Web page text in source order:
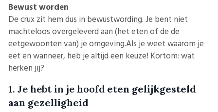
Bewust worden
De crux zit hem dus in bewustwording. Je bent niet
machteloos overgeleverd aan (het eten of de de
eetgewoonten van) je omgeving.Als je weet waarom je
eet en wanneer, heb je altijd een keuze! Kortom: wat
herken jij?
1. Je hebt in je hoofd eten gelijkgesteld
aan gezelligheid